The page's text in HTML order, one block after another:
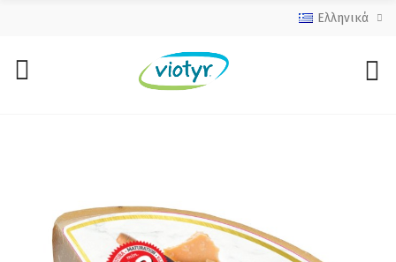
Ελληνικά